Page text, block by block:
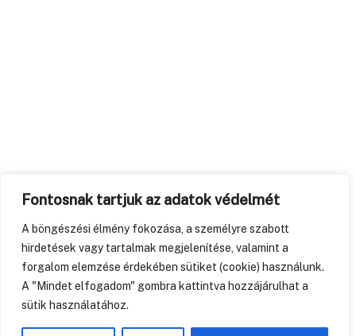
Fontosnak tartjuk az adatok védelmét
A böngészési élmény fokozása, a személyre szabott
hirdetések vagy tartalmak megjelenítése, valamint a
forgalom elemzése érdekében sütiket (cookie) használunk.
A "Mindet elfogadom" gombra kattintva hozzájárulhat a
sütik használatához.